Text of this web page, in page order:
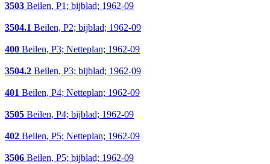
3503 Beilen, P1; bijblad; 1962-09
3504.1 Beilen, P2; bijblad; 1962-09
400 Beilen, P3; Netteplan; 1962-09
3504.2 Beilen, P3; bijblad; 1962-09
401 Beilen, P4; Netteplan; 1962-09
3505 Beilen, P4; bijblad; 1962-09
402 Beilen, P5; Netteplan; 1962-09
3506 Beilen, P5; bijblad; 1962-09